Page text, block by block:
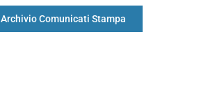
Archivio Comunicati Stampa